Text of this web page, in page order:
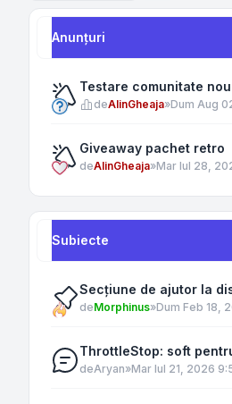
Anunţuri
Testare comunitate
deAlinGheaja»Dum Aug
Giveaway pachet retro
deAlinGheaja»Mar Iul 28,
Subiecte
Secțiune de ajutor la
deMorphinus»Dum Feb 18,
ThrottleStop: soft
deAryan»Mar Iul 21, 2026